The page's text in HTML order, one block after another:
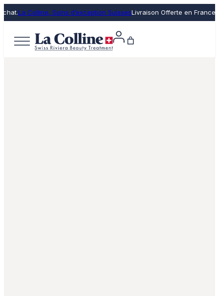
La Colline, Soins d’exception SuissesLivraison Offerte en France